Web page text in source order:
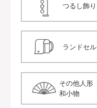
つるし飾り
ランドセル
その他人形
和小物